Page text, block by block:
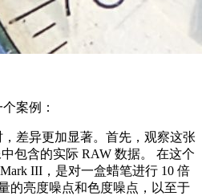
案例：
异更加显著。首先，观察这张
包含的实际 RAW 数据。 在这个
III，是对一盒蜡笔进行 10 倍
的亮度噪点和色度噪点，以至于